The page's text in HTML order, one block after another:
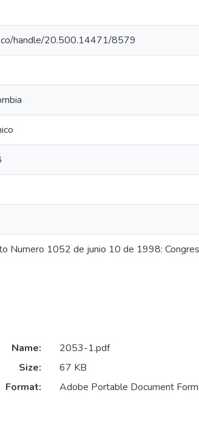
handle/20.500.14471/8579
Numero 1052 de junio 10 de 1998:
Name:
2053-1.pdf
Size:
67 KB
Format:
Adobe Portable Document